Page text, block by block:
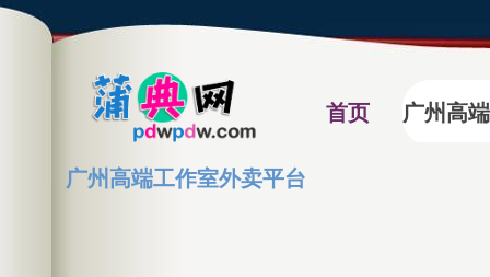
首页 广州高
广州高端工作室外卖平台